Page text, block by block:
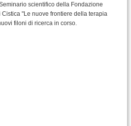
scientifico della Fondazione
"Le nuove frontiere della terapia
filoni di ricerca in corso.